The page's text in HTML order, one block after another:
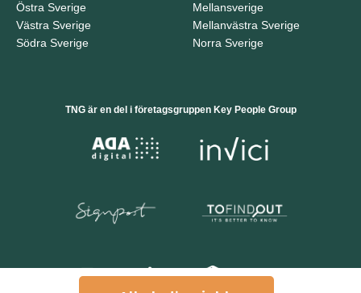
Östra Sverige
Västra Sverige
Södra Sverige
Mellansverige
Mellanvästra Sverige
Norra Sverige
TNG är en del i företagsgruppen Key People Group